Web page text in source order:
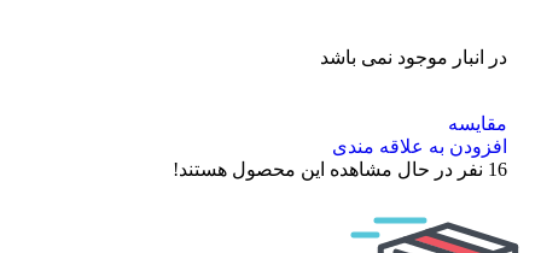
در انبار موجود نمی باشد
مقایسه
افزودن به علاقه مندی
16 نفر در حال مشاهده این محصول هستند!